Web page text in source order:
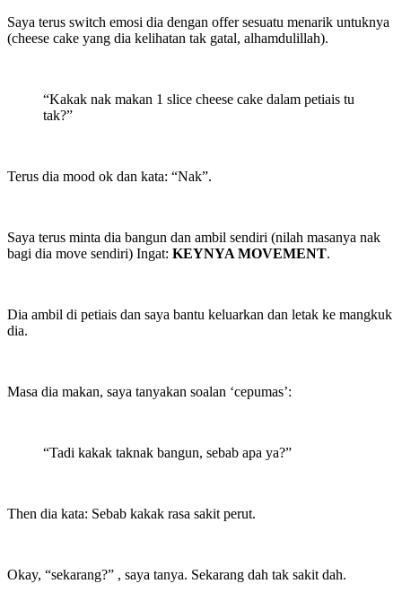
Saya terus switch emosi dia dengan offer sesuatu menarik untuknya
(cheese cake yang dia kelihatan tak gatal, alhamdulillah).
“Kakak nak makan 1 slice cheese cake dalam petiais tu
tak?”
Terus dia mood ok dan kata: “Nak”.
Saya terus minta dia bangun dan ambil sendiri (nilah masanya nak
bagi dia move sendiri) Ingat: KEYNYA MOVEMENT.
Dia ambil di petiais dan saya bantu keluarkan dan letak ke mangkuk
dia.
Masa dia makan, saya tanyakan soalan ‘cepumas’:
“Tadi kakak taknak bangun, sebab apa ya?”
Then dia kata: Sebab kakak rasa sakit perut.
Okay, “sekarang?” , saya tanya. Sekarang dah tak sakit dah.